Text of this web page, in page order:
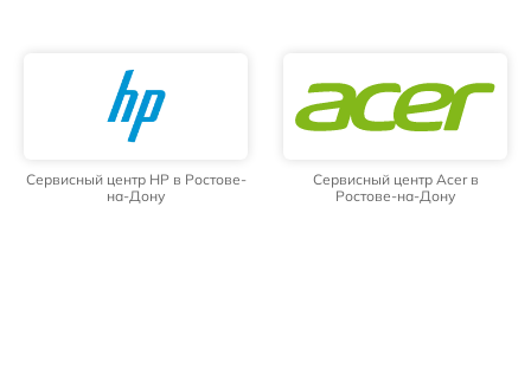
Сервисный центр HP в Ростове-
на-Дону
Сервисный центр Acer в
Ростове-на-Дону